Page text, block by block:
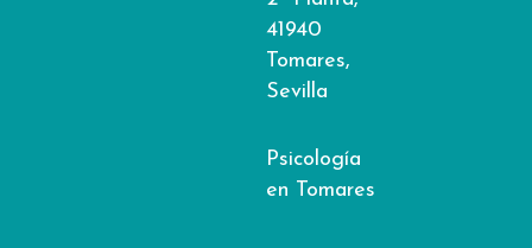
41940
Tomares,
Sevilla
Psicología
en Tomares